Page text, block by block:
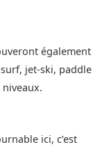
également
jet-ski, paddle
ici, c’est